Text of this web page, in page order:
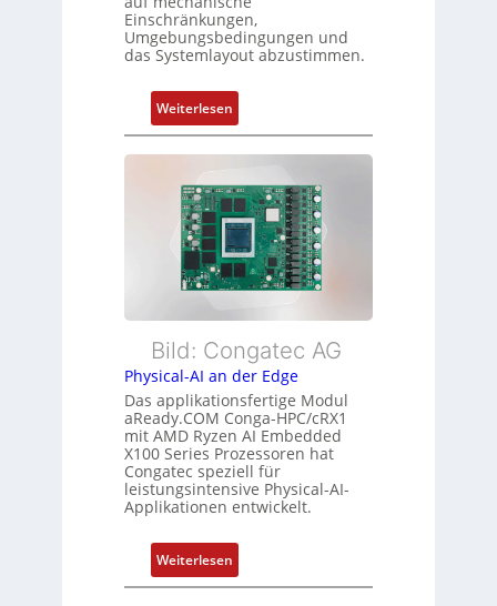
u
s
t
d
b
e
r
w
a
u
n
g
f
ü
r
m
e
h
r
L
e
i
s
t
n
g
Einschränkungen,
Umgebungsbedingungen und
das Systemlayout abzustimmen.
Weiterlesen:
F
l
x
i
b
l
e
E
h
e
r
c
a
t
-
r
c
Bild: Congatec AG
Physical-AI an der Edge
Das applikationsfertige Modul
aReady.COM Conga-HPC/cRX1
mit AMD Ryzen AI Embedded
X100 Series Prozessoren hat
Congatec speziell für
leistungsintensive Physical-AI-
Applikationen entwickelt.
Weiterlesen:
P